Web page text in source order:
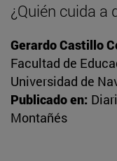
¿Quién cuida a
Gerardo Castillo
Facultad de
Universidad de
Publicado en:
Montañés